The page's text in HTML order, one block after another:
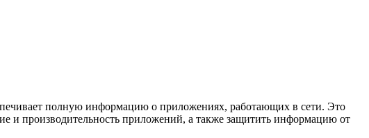
полную информацию о приложениях, работающих в сети. Это
и производительность приложений, а также защитить информацию от